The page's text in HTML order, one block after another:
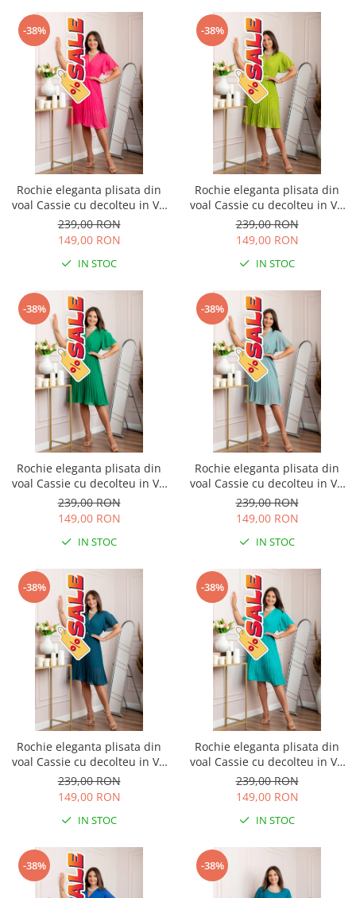
-38%
Rochie eleganta plisata din
voal Cassie cu decolteu in V -
Ciclam
239,00 RON
149,00 RON
IN STOC
-38%
Rochie eleganta plisata din
voal Cassie cu decolteu in V -
Verde lime
239,00 RON
149,00 RON
IN STOC
-38%
Rochie eleganta plisata din
voal Cassie cu decolteu in V -
Verde smarald
239,00 RON
149,00 RON
IN STOC
-38%
Rochie eleganta plisata din
voal Cassie cu decolteu in V -
Bleu
239,00 RON
149,00 RON
IN STOC
-38%
Rochie eleganta plisata din
voal Cassie cu decolteu in V -
Turcoaz
239,00 RON
149,00 RON
IN STOC
-38%
Rochie eleganta plisata din
voal Cassie cu decolteu in V -
Turcoaz aqua
239,00 RON
149,00 RON
IN STOC
-38% -38%